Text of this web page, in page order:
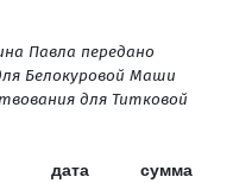
Павла передано
Белокуровой Маши
для Титковой
дата
сумма